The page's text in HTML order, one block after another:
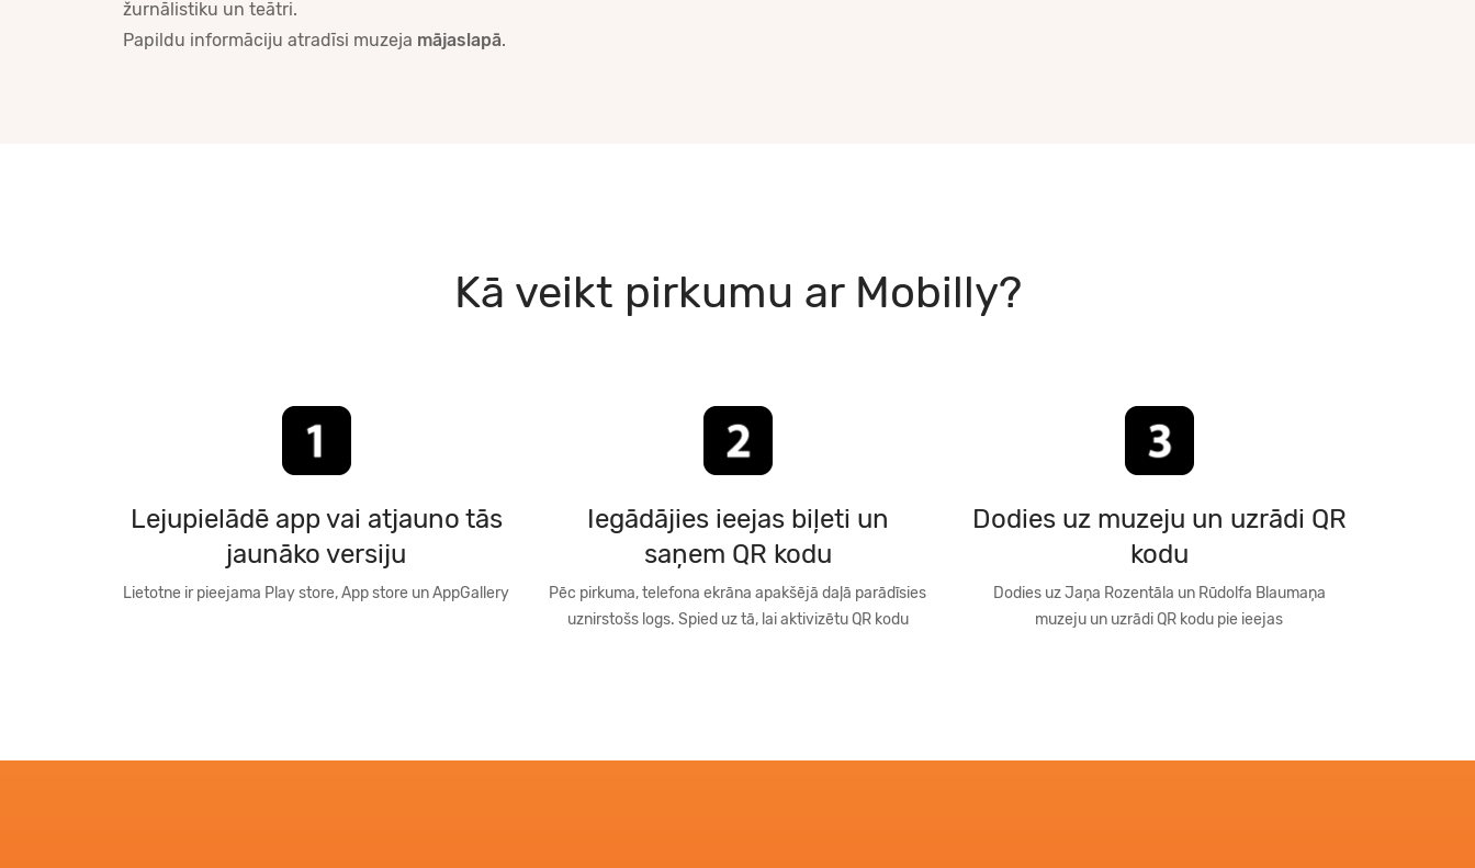
žurnālistiku un teātri.
Papildu informāciju atradīsi muzeja mājaslapā.
Kā veikt pirkumu ar Mobilly?
Lejupielādē app vai atjauno tās
jaunāko versiju
Lietotne ir pieejama Play store, App store un AppGallery
Iegādājies ieejas biļeti un
saņem QR kodu
Pēc pirkuma, telefona ekrāna apakšējā daļā parādīsies
uznirstošs logs. Spied uz tā, lai aktivizētu QR kodu
Dodies uz muzeju un uzrādi QR
kodu
Dodies uz Jaņa Rozentāla un Rūdolfa Blaumaņa
muzeju un uzrādi QR kodu pie ieejas